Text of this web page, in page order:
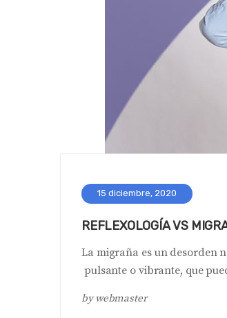
15 diciembre, 2020
REFLEXOLOGÍA VS
La migraña es un desorden
pulsante o vibrante, que
bywebmaster